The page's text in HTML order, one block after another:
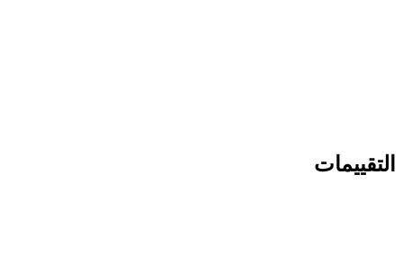
التقييمات